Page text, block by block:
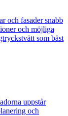
och fasader snabb
och möjliga
som bäst
uppstår
och